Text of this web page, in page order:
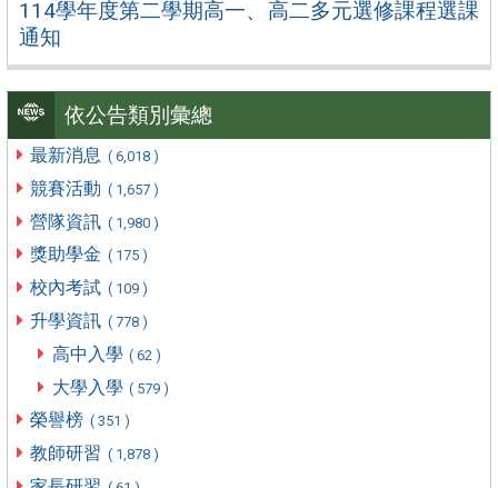
114學年度第二學期高一、高二多元選修課程選課
通知
依公告類別彙總
最新消息 ( 6,018 )
競賽活動 ( 1,657 )
營隊資訊 ( 1,980 )
獎助學金 ( 175 )
校內考試 ( 109 )
升學資訊 ( 778 )
高中入學 ( 62 )
大學入學 ( 579 )
榮譽榜 ( 351 )
教師研習 ( 1,878 )